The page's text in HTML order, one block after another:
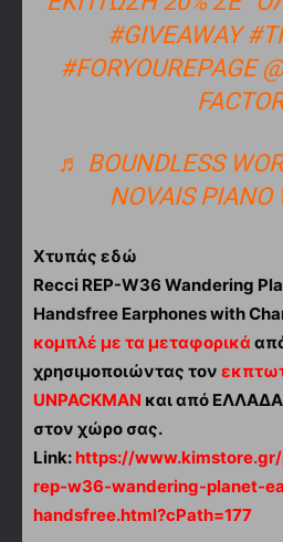
#GIVEAWAY
#FORYOUREPAGE
♬ BOUNDLESS
NOVAIS PIANO
Χτυπάς εδώ
Recci REP-W36 Wandering
Handsfree Earphones with
κομπλέ με τα μεταφορικά
χρησιμοποιώντας τον
UNPACKMAN και από ΕΛΛΑΔΑ
στον χώρο σας.
Link: https://
rep-w36-wandering-planet-
handsfree.html?cPath=177